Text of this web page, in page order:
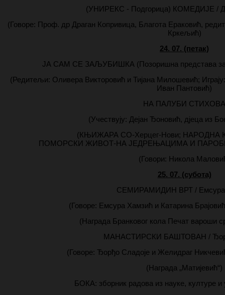
(УНИРЕКС - Подгорица) КОМЕДИЈЕ /
(Говоре: Проф. др Драган Копривица, Благота Ераковић,
Кркељић)
24. 07. (петак)
ЈА САМ СЕ ЗАЉУБИШКА (Позоришна представа за
(Редитељи: Оливера Викторовић и Тијана Милошевић;
Иван Пантовић)
НА ПАЛУБИ СТИХОВА
(Учествују: Дејан Ђоновић, дјеца из
(КЊИЖАРА СО-Херцег-Нови; НАРОДНА
ПОМОРСКИ ЖИВОТ-НА ЈЕДРЕЊАЦИМА И
(Говори: Никола
25. 07. (субота)
СЕМИРАМИДИН ВРТ / Емсура
(Говоре: Емсура Хамзић и Катарина
(Награда Бранковог кола Печат вароши
МАНАСТИРСКИ БАШТОВАН /
(Говоре: Ђорђо Сладоје и Желидраг
(Награда „Матијевић“)
БОКА: зборник радова из науке, културе и